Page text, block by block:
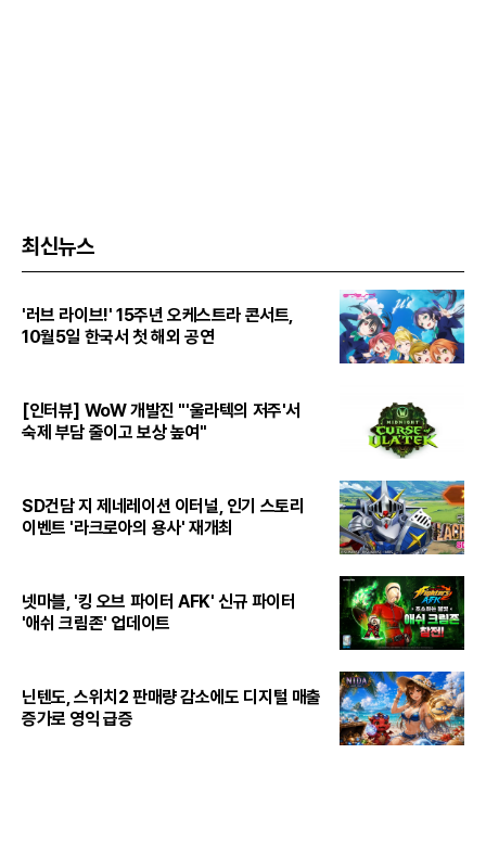
최신뉴스
'러브 라이브!' 15주년 오케스트라 콘서트,
10월5일 한국서 첫 해외 공연
[인터뷰] WoW 개발진 "'울라텍의 저주'서
숙제 부담 줄이고 보상 높여"
SD건담 지 제네레이션 이터널, 인기 스토리
이벤트 '라크로아의 용사' 재개최
넷마블, '킹 오브 파이터 AFK' 신규 파이터
'애쉬 크림존' 업데이트
닌텐도, 스위치2 판매량 감소에도 디지털 매출
증가로 영익 급증